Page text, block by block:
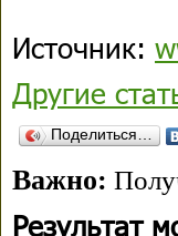
Источник:
Другие
Поделиться…
Важно:
Результат